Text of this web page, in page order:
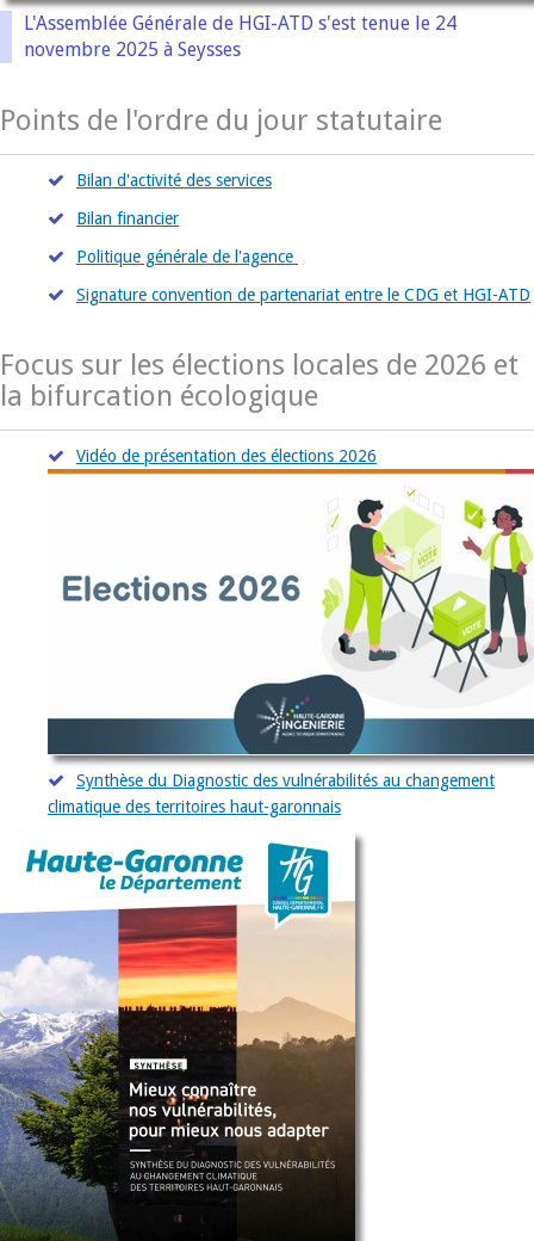
L'Assemblée Générale de HGI-ATD s'est tenue le 24
novembre 2025 à Seysses
Points de l'ordre du jour statutaire
Bilan d'activité des services
Bilan financier
Politique générale de l'agence
Signature convention de partenariat entre le CDG et HGI-ATD
Focus sur les élections locales de 2026 et
la bifurcation écologique
Vidéo de présentation des élections 2026
Synthèse du Diagnostic des vulnérabilités au changement
climatique des territoires haut-garonnais